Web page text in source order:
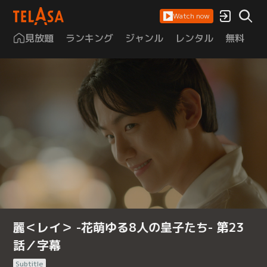
Watch now
見放題 ランキング ジャンル レンタル 無料
麗＜レイ＞ -花萌ゆる8人の皇子たち- 第23
話／字幕
Subtitle